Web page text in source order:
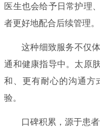
医生也会给予日常护理
者更好地配合后续管理。
这种细致服务不仅
通和健康指导中。太原
和、更有耐心的沟通方
验。
口碑积累，源于患